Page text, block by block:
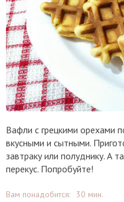
Вафли с грецкими орехами
вкусными и сытными.
завтраку или полуднику. А
перекус. Попробуйте!
Вам понадобится:
30 мин.